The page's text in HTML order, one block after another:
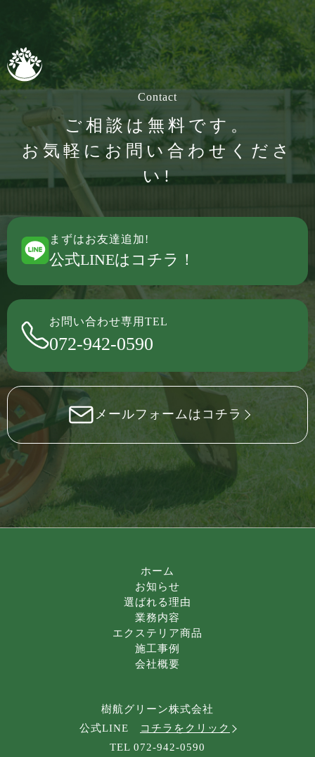
Contact
ご相談は無料です。
お気軽にお問い合わせくださ
い!
まずはお友達追加!
公式LINEはコチラ！
お問い合わせ専用TEL
072-942-0590
メールフォームはコチラ
ホーム
お知らせ
選ばれる理由
業務内容
エクステリア商品
施工事例
会社概要
樹航グリーン株式会社
公式LINE
コチラをクリック
TEL 072-942-0590